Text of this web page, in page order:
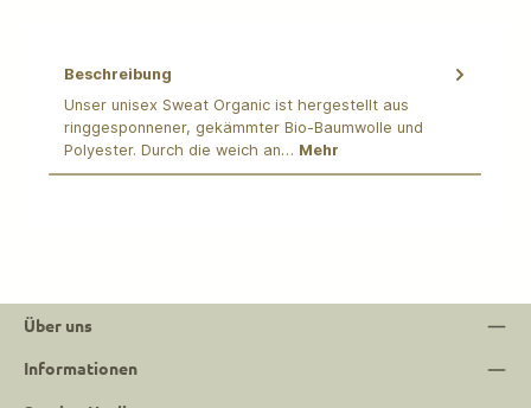
Beschreibung
Unser unisex Sweat Organic ist hergestellt aus
ringgesponnener, gekämmter Bio-Baumwolle und
Polyester. Durch die weich an… Mehr
Über uns
Informationen